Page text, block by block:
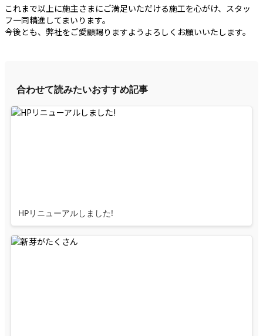
これまで以上に施主さまにご満足いただける施工を心がけ、スタッ
フ一同精進してまいります。
今後とも、弊社をご愛顧賜りますようよろしくお願いいたします。
合わせて読みたいおすすめ記事
HPリニューアルしました!